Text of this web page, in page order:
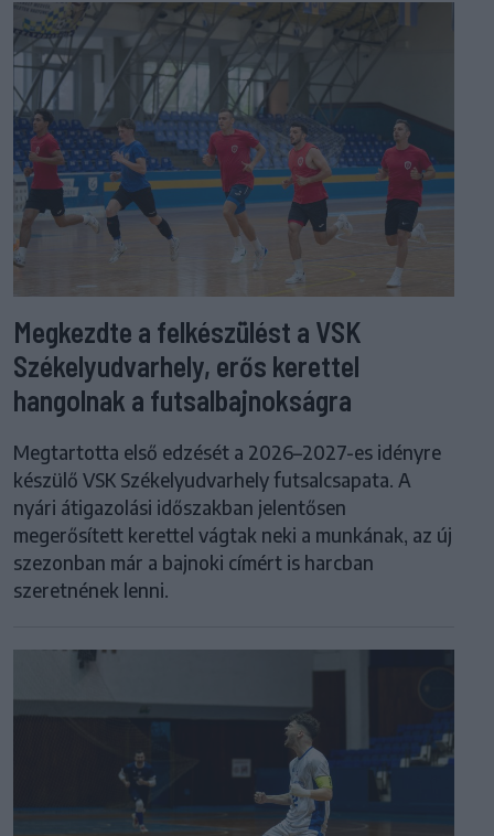
Megkezdte a felkészülést a VSK
Székelyudvarhely, erős kerettel
hangolnak a futsalbajnokságra
Megtartotta első edzését a 2026–2027-es idényre
készülő VSK Székelyudvarhely futsalcsapata. A
nyári átigazolási időszakban jelentősen
megerősített kerettel vágtak neki a munkának, az új
szezonban már a bajnoki címért is harcban
szeretnének lenni.